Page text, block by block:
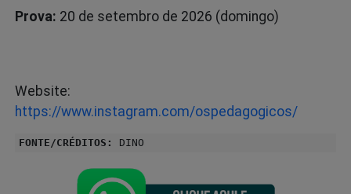
Prova: 20 de setembro de 2026 (domingo)
Website:
https://www.instagram.com/ospedagogicos/
FONTE/CRÉDITOS: DINO